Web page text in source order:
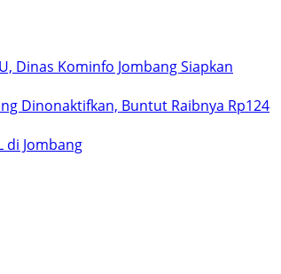
Dinas Kominfo Jombang Siapkan
Dinonaktifkan, Buntut Raibnya Rp124
di Jombang